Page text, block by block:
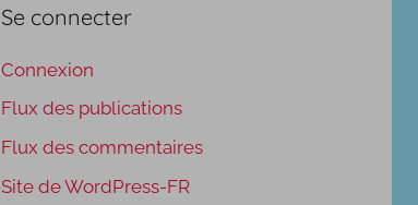
Se connecter
Connexion
Flux des publications
Flux des commentaires
Site de WordPress-FR